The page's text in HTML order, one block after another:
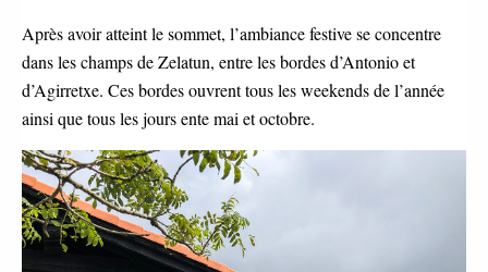
Après avoir atteint le sommet, l’ambiance festive se concentre
dans les champs de Zelatun, entre les bordes d’Antonio et
d’Agirretxe. Ces bordes ouvrent tous les weekends de l’année
ainsi que tous les jours ente mai et octobre.